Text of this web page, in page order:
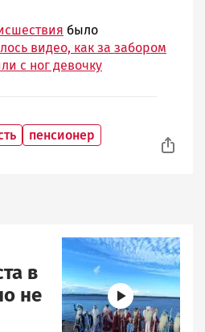
было
видео, как за забором
с ног девочку
пенсионер
в
не
Image